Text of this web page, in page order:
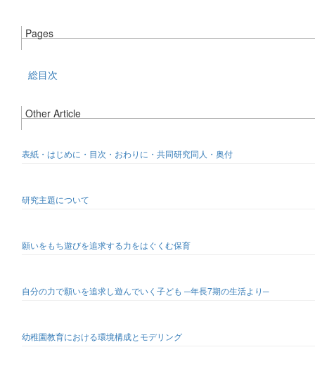
Pages
総目次
Other Article
表紙・はじめに・目次・おわりに・共同研究同人・奥付
研究主題について
願いをもち遊びを追求する力をはぐくむ保育
自分の力で願いを追求し遊んでいく子ども ─年長7期の生活より─
幼稚園教育における環境構成とモデリング